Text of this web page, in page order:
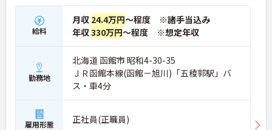
給料
月収 24.4万円～程度 ※諸手当込み
年収330万円～程度 ※想定年収
勤務地
北海道 函館市 昭和4-30-35
ＪＲ函館本線(函館－旭川)「五稜郭駅」バ
ス・車4分
雇用形態 正社員(正職員)